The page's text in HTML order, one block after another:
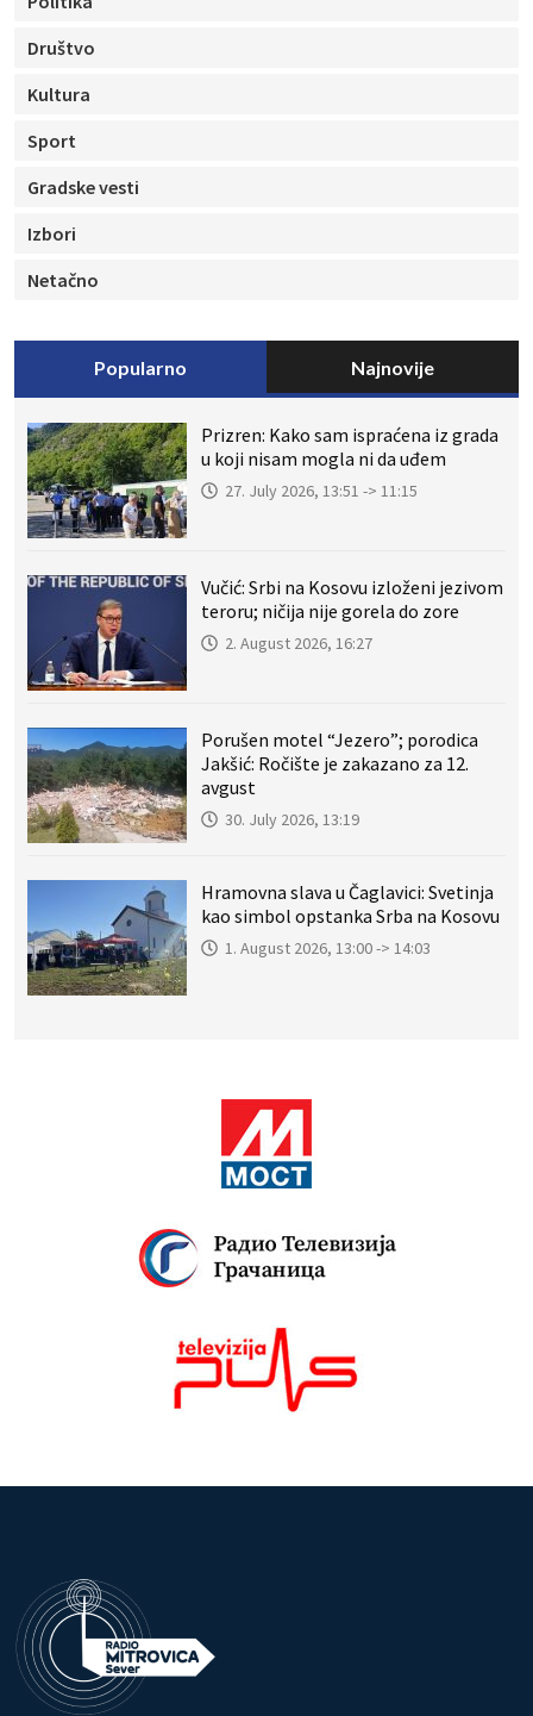
Društvo
Kultura
Sport
Gradske vesti
Izbori
Netačno
Popularno Najnovije
Prizren: Kako sam ispraćena iz grada
u koji nisam mogla ni da uđem
27. July 2026, 13:51 -> 11:15
Vučić: Srbi na Kosovu izloženi jezivom
teroru; ničija nije gorela do zore
2. August 2026, 16:27
Porušen motel “Jezero”; porodica
Jakšić: Ročište je zakazano za 12.
avgust
30. July 2026, 13:19
Hramovna slava u Čaglavici: Svetinja
kao simbol opstanka Srba na Kosovu
1. August 2026, 13:00 -> 14:03